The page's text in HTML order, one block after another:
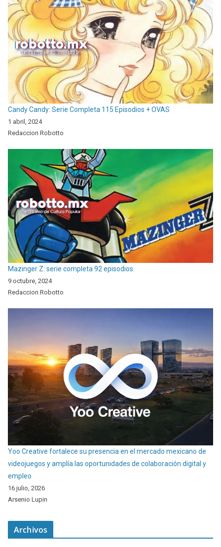
Candy Candy: Serie Completa 115 Episodios + OVAS
1 abril, 2024
Redaccion Robotto
Mazinger Z: serie completa 92 episodios.
9 octubre, 2024
Redaccion Robotto
Yoo Creative fortalece su presencia en el mercado mexicano de
videojuegos y amplía las oportunidades de colaboración digital y
empleo
16 julio, 2026
Arsenio Lupin
Archivos